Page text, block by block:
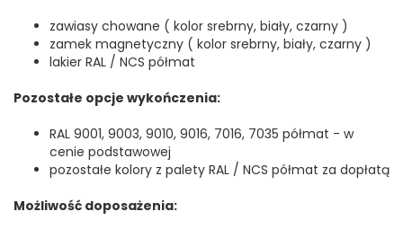
zawiasy chowane ( kolor srebrny, biały, czarny )
zamek magnetyczny ( kolor srebrny, biały, czarny )
lakier RAL / NCS półmat
Pozostałe opcje wykończenia:
RAL 9001, 9003, 9010, 9016, 7016, 7035 półmat - w
cenie podstawowej
pozostałe kolory z palety RAL / NCS półmat za dopłatą
Możliwość doposażenia: